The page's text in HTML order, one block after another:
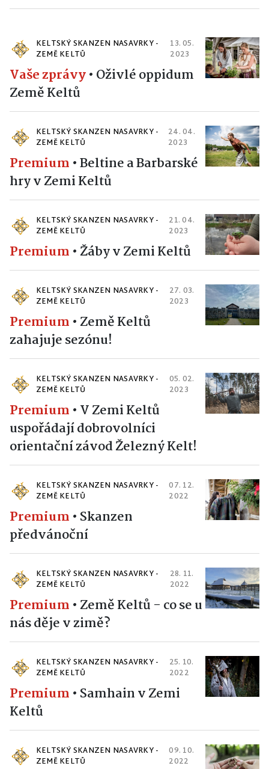
KELTSKÝ SKANZEN NASAVRKY -
ZEMĚ KELTŮ
13. 05.
2023
Vaše zprávy• Oživlé oppidum
Země Keltů
KELTSKÝ SKANZEN NASAVRKY -
ZEMĚ KELTŮ
24. 04.
2023
Premium •Beltine a Barbarské
hry v Zemi Keltů
KELTSKÝ SKANZEN NASAVRKY -
ZEMĚ KELTŮ
21. 04.
2023
Premium • Žáby v Zemi Keltů
KELTSKÝ SKANZEN NASAVRKY -
ZEMĚ KELTŮ
27. 03.
2023
Premium • Země Keltů
zahajuje sezónu!
KELTSKÝ SKANZEN NASAVRKY -
ZEMĚ KELTŮ
05. 02.
2023
Premium • V Zemi Keltů
uspořádají dobrovolníci
orientační závod Železný Kelt!
KELTSKÝ SKANZEN NASAVRKY -
ZEMĚ KELTŮ
07. 12.
2022
Premium • Skanzen
předvánoční
KELTSKÝ SKANZEN NASAVRKY -
ZEMĚ KELTŮ
28. 11.
2022
Premium • Země Keltů - co se u
nás děje v zimě?
KELTSKÝ SKANZEN NASAVRKY -
ZEMĚ KELTŮ
25. 10.
2022
Premium • Samhain v Zemi
Keltů
KELTSKÝ SKANZEN NASAVRKY -
ZEMĚ KELTŮ
09. 10.
2022